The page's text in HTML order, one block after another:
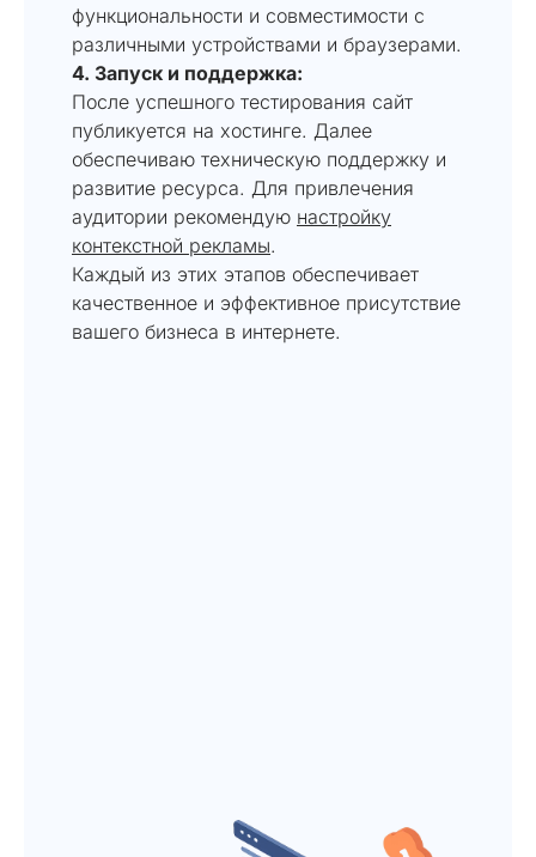
функциональности и совместимости с
различными устройствами и браузерами.
4. Запуск и поддержка:
После успешного тестирования сайт
публикуется на хостинге. Далее
обеспечиваю техническую поддержку и
развитие ресурса. Для привлечения
аудитории рекомендую настройку
контекстной рекламы.
Каждый из этих этапов обеспечивает
качественное и эффективное присутствие
вашего бизнеса в интернете.